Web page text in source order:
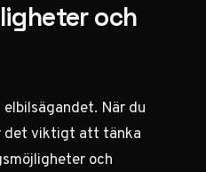
och
När du
det viktigt att tänka
och